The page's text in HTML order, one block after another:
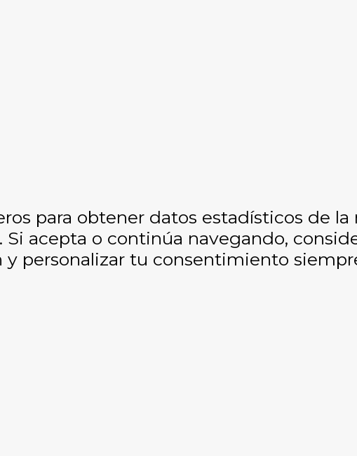
para obtener datos estadísticos de
Si acepta o continúa navegando,
y personalizar tu consentimiento